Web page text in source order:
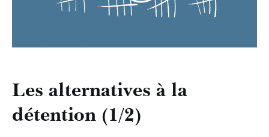
Les alternatives à la
détention (1/2)